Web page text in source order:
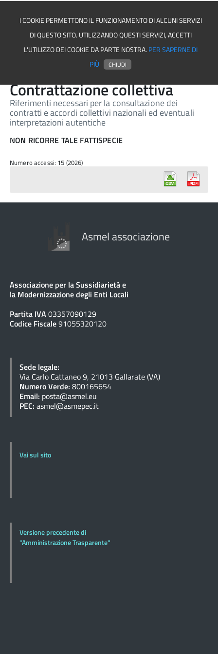
Asmel associazione
Contrattazione collettiva
Riferimenti necessari per la consultazione dei
contratti e accordi collettivi nazionali ed eventuali
interpretazioni autentiche
NON RICORRE TALE FATTISPECIE
Numero accessi: 15 (2026)
Asmel associazione
Associazione per la Sussidiarietà e
la Modernizzazione degli Enti Locali
Partita IVA03357090129
Codice Fiscale91055320120
Sede legale:
Via Carlo Cattaneo 9, 21013 Gallarate (VA)
Numero Verde: 800165654
Email: posta@asmel.eu
PEC: asmel@asmepec.it
Vai sul sito
Versione precedente di
"Amministrazione Trasparente"
I COOKIE PERMETTONO IL FUNZIONAMENTO DI ALCUNI SERVIZI
DI QUESTO SITO. UTILIZZANDO QUESTI SERVIZI, ACCETTI
L'UTILIZZO DEI COOKIE DA PARTE NOSTRA. PER SAPERNE DI
PIÙ
CHIUDI